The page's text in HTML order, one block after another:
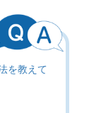
を教えて